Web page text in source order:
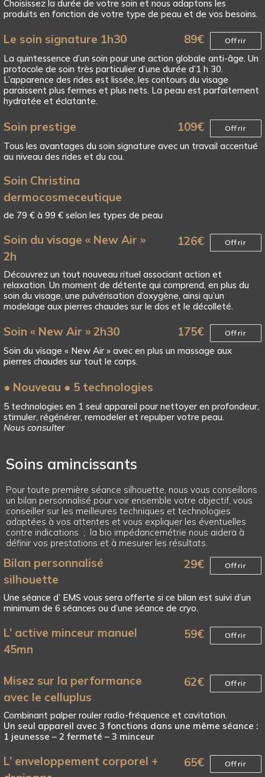
Choisissez la durée de votre soin et nous adaptons les
produits en fonction de votre type de peau et de vos besoins.
Le soin signature 1h30 89€ Offrir
La quintessence d’un soin pour une action globale anti-âge. Un
protocole de soin très particulier d’une durée d’1 h 30.
L’apparence des rides est lissée, les contours du visage
paraissent plus fermes et plus nets. La peau est parfaitement
hydratée et éclatante.
Soin prestige 109€ Offrir
Tous les avantages du soin signature avec un travail accentué
au niveau des rides et du cou.
Soin Christina
dermocosmeceutique
de 79 € à 99 € selon les types de peau
Soin du visage « New Air »
2h
126€ Offrir
Découvrez un tout nouveau rituel associant action et
relaxation. Un moment de détente qui comprend, en plus du
soin du visage, une pulvérisation d’oxygène, ainsi qu’un
modelage aux pierres chaudes sur le dos et le décolleté.
Soin « New Air » 2h30 175€ Offrir
Soin du visage « New Air » avec en plus un massage aux
pierres chaudes sur tout le corps.
● Nouveau ● 5 technologies
5 technologies en 1 seul appareil pour nettoyer en profondeur,
stimuler, régénérer, remodeler et repulper votre peau.
Nous consulter
Soins amincissants
Pour toute première séance silhouette, nous vous conseillons
un bilan personnalisé pour voir ensemble votre objectif, vous
conseiller sur les meilleures techniques et technologies
adaptées à vos attentes et vous expliquer les éventuelles
contre indications ; la bio impédancemétrie nous aidera à
définir vos prestations et à mesurer les résultats.
Bilan personnalisé
silhouette
29€ Offrir
Une séance d’ EMS vous sera offerte si ce bilan est suivi d’un
minimum de 6 séances ou d’une séance de cryo.
L’ active minceur manuel
45mn
59€ Offrir
Misez sur la performance
avec le celluplus
62€ Offrir
Combinant palper rouler radio-fréquence et cavitation.
Un seul appareil avec 3 fonctions dans une même séance :
1 jeunesse – 2 fermeté – 3 minceur
L’ enveloppement corporel +
65€ Offrir